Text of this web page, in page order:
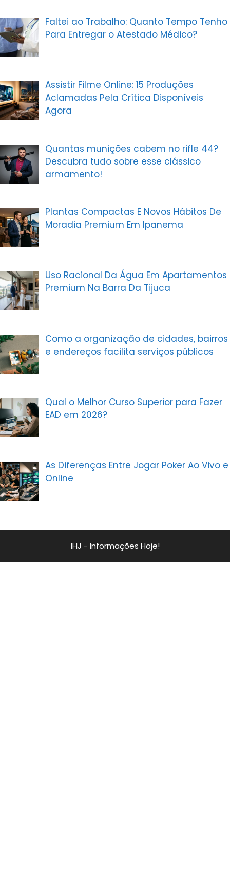
Faltei ao Trabalho: Quanto Tempo Tenho
Para Entregar o Atestado Médico?
Assistir Filme Online: 15 Produções
Aclamadas Pela Crítica Disponíveis
Agora
Quantas munições cabem no rifle 44?
Descubra tudo sobre esse clássico
armamento!
Plantas Compactas E Novos Hábitos De
Moradia Premium Em Ipanema
Uso Racional Da Água Em Apartamentos
Premium Na Barra Da Tijuca
Como a organização de cidades, bairros
e endereços facilita serviços públicos
Qual o Melhor Curso Superior para Fazer
EAD em 2026?
As Diferenças Entre Jogar Poker Ao Vivo e
Online
IHJ - Informações Hoje!